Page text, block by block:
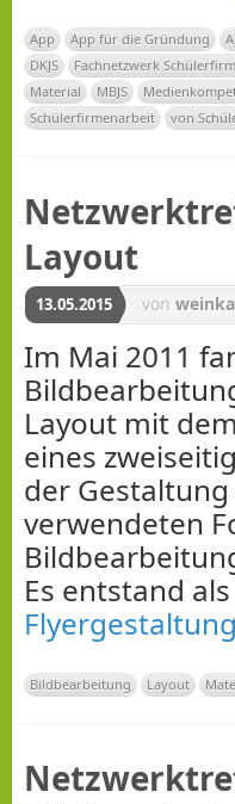
App App für die Gründung
DKJS
Fachnetzwerk
Material
MBJS
Schülerfirmenarbeit
von
Layout
13.05.2015 von
Im Mai 2011
Layout mit
eines
der
verwendeten
Es entstand
Flyergestaltung
Bildbearbeitung Layout